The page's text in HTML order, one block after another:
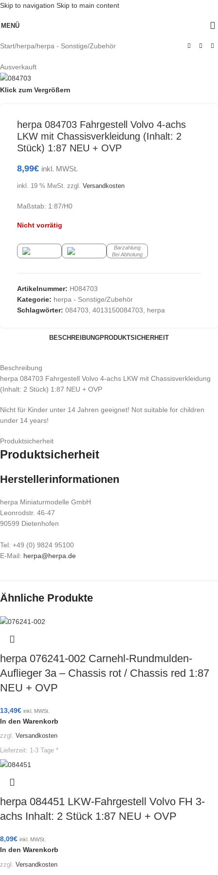
Skip to navigation Skip to main content
MENÜ
Start/herpa/herpa - Sonstige/Zubehör
Ausverkauft
Klick zum Vergrößern
herpa 084703 Fahrgestell Volvo 4-achs
LKW mit Chassisverkleidung (Inhalt: 2
Stück) 1:87 NEU + OVP
8,99€ inkl. MWSt.
inkl. 19 % MwSt. zzgl. Versandkosten
Maßstab: 1:87/H0
Nicht vorrätig
Barzahlung
Bei Abholung
Artikelnummer: H084703
Kategorie: herpa - Sonstige/Zubehör
Schlagwörter: 084703, 4013150084703, herpa
BESCHREIBUNGPRODUKTSICHERHEIT
Beschreibung
herpa 084703 Fahrgestell Volvo 4-achs LKW mit Chassisverkleidung
(Inhalt: 2 Stück) 1:87 NEU + OVP
Nicht für Kinder unter 14 Jahren geeignet! Not suitable for children
under 14 years!
Produktsicherheit
Produktsicherheit
Herstellerinformationen
herpa Miniaturmodelle GmbH
Leonrodstr. 46-47
90599 Dietenhofen
Tel: +49 (0) 9824 95100
E-Mail: herpa@herpa.de
Ähnliche Produkte
herpa 076241-002 Carnehl-Rundmulden-
Auflieger 3a – Chassis rot / Chassis red 1:87
NEU + OVP
13,49€ inkl. MWSt.
In den Warenkorb
zzgl. Versandkosten
Lieferzeit: 1-3 Tage *
herpa 084451 LKW-Fahrgestell Volvo FH 3-
achs Inhalt: 2 Stück 1:87 NEU + OVP
8,09€ inkl. MWSt.
In den Warenkorb
zzgl. Versandkosten